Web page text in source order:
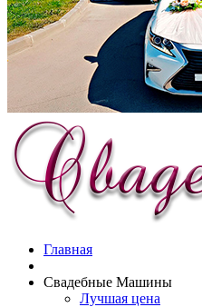
Главная
Свадебные Машины
Лучшая цена